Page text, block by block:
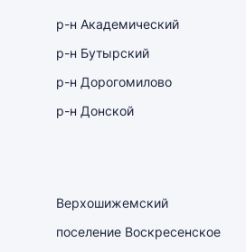
р-н Академический
р-н Бутырский
р-н Дорогомилово
р-н Донской
Верхошижемский
поселение Воскресенское